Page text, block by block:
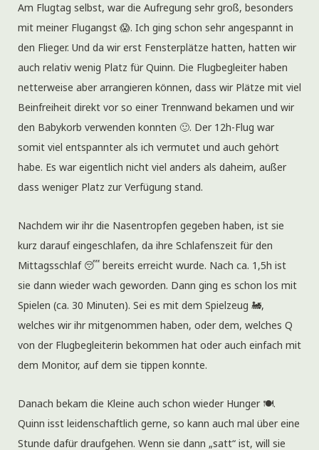
Am Flugtag selbst, war die Aufregung sehr groß, besonders
mit meiner Flugangst 😱. Ich ging schon sehr angespannt in
den Flieger. Und da wir erst Fensterplätze hatten, hatten wir
auch relativ wenig Platz für Quinn. Die Flugbegleiter haben
netterweise aber arrangieren können, dass wir Plätze mit viel
Beinfreiheit direkt vor so einer Trennwand bekamen und wir
den Babykorb verwenden konnten 🙂. Der 12h-Flug war
somit viel entspannter als ich vermutet und auch gehört
habe. Es war eigentlich nicht viel anders als daheim, außer
dass weniger Platz zur Verfügung stand.
Nachdem wir ihr die Nasentropfen gegeben haben, ist sie
kurz darauf eingeschlafen, da ihre Schlafenszeit für den
Mittagsschlaf 😴 bereits erreicht wurde. Nach ca. 1,5h ist
sie dann wieder wach geworden. Dann ging es schon los mit
Spielen (ca. 30 Minuten). Sei es mit dem Spielzeug 🚂,
welches wir ihr mitgenommen haben, oder dem, welches Q
von der Flugbegleiterin bekommen hat oder auch einfach mit
dem Monitor, auf dem sie tippen konnte.
Danach bekam die Kleine auch schon wieder Hunger 🍽.
Quinn isst leidenschaftlich gerne, so kann auch mal über eine
Stunde dafür draufgehen. Wenn sie dann „satt“ ist, will sie